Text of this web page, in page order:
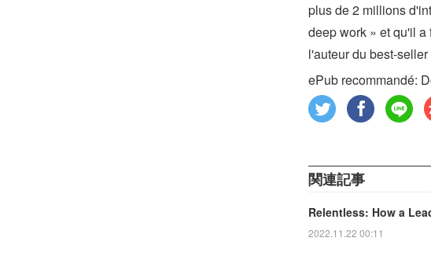
plus de 2 millions
deep work » et qu'il
l'auteur du best-
ePub recommandé:
関連記事
Relentless: How a
2022.11.22 00:11